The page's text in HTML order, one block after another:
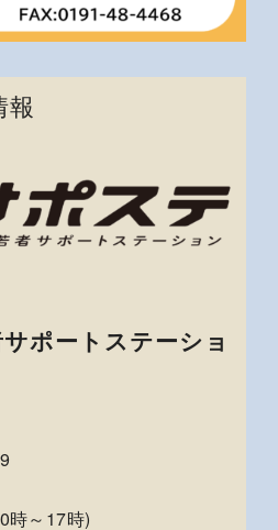
報
ポートステーショ
時～17時)